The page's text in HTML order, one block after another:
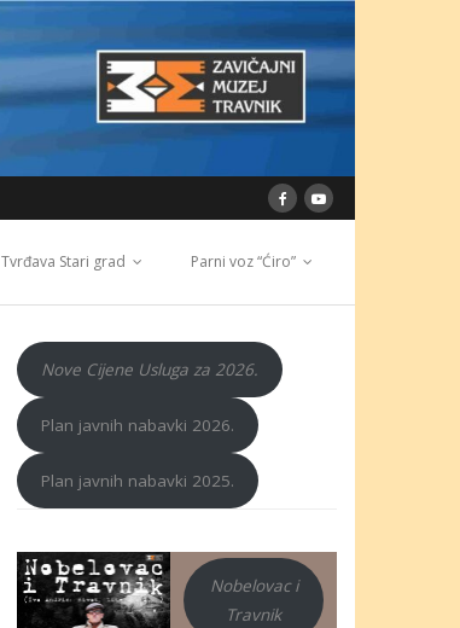
Tvrđava Stari grad Parni voz “Ćiro”
Nove Cijene Usluga za 2026.
Plan javnih nabavki 2026.
Plan javnih nabavki 2025.
Nobelovac i
Travnik